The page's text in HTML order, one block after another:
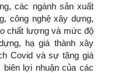
các ngành sản xuất
công nghệ xây dựng,
chất lượng và mức độ
hạ giá thành xây
Covid và sự tăng giá
biên lợi nhuận của các